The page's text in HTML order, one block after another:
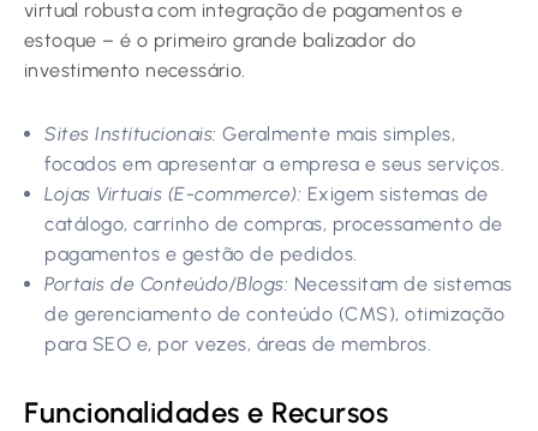
virtual robusta com integração de pagamentos e
estoque – é o primeiro grande balizador do
investimento necessário.
Sites Institucionais: Geralmente mais simples,
focados em apresentar a empresa e seus serviços.
Lojas Virtuais (E-commerce): Exigem sistemas de
catálogo, carrinho de compras, processamento de
pagamentos e gestão de pedidos.
Portais de Conteúdo/Blogs: Necessitam de sistemas
de gerenciamento de conteúdo (CMS), otimização
para SEO e, por vezes, áreas de membros.
Funcionalidades e Recursos